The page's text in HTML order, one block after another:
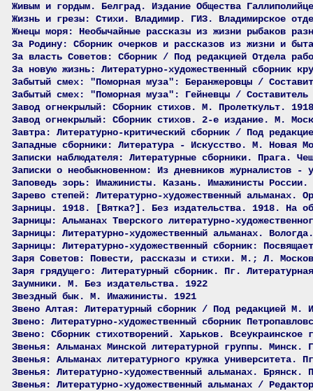
Живым и гордым. Белград. Издание Общества
Жизнь и грезы: Стихи. Владимир. ГИЗ. Владимирское
Жнецы моря: Необычайные рассказы из жизни рыбаков
За Родину: Сборник очерков и рассказов из жизни и
За власть Советов: Сборник / Под редакцией Отдела
За новую жизнь: Литературно-художественный сборник
Забытый смех: "Поморная муза": Беранжеровцы /
Забытый смех: "Поморная муза": Гейневцы /
Завод огнекрылый: Сборник стихов. М. Пролеткульт. 1918
Завод огнекрылый: Сборник стихов. 2-е издание. М.
Завтра: Литературно-критический сборник / Под
Западные сборники: Литература - Искусство. М. Новая
Записки наблюдателя: Литературные сборники. Прага.
Записки о необыкновенном: Из дневников
Заповедь зорь: Имажинисты. Казань. Имажинисты России.
Зарево степей: Литературно-художественный альманах.
Зарницы. 1918. [Вятка?]. Без издательства. 1918. На
Зарницы: Альманах Тверского литературно-
Зарницы: Литературно-художественный альманах.
Зарницы: Литературно-художественный сборник:
Заря Советов: Повести, рассказы и стихи. М.; Л.
Заря грядущего: Литературный сборник. Пг.
Заумники. М. Без издательства. 1922
Звездный бык. М. Имажинисты. 1921
Звено Алтая: Литературный сборник / Под редакцией М.
Звено: Литературно-художественный сборник
Звено: Сборник стихотворений. Харьков. Всеукраинское
Звенья: Альманах Минской литературной группы. Минск.
Звенья: Альманах литературного кружка университета.
Звенья: Литературно-художественный альманах. Брянск.
Звенья: Литературно-художественный альманах /